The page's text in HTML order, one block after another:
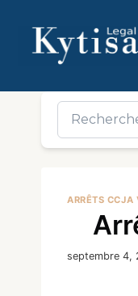
ARRÊTS CCJA
septembre 4,